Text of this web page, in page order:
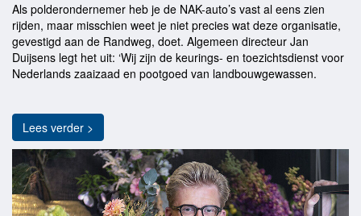
Als polderondernemer heb je de NAK-auto’s vast al eens zien
rijden, maar misschien weet je niet precies wat deze organisatie,
gevestigd aan de Randweg, doet. Algemeen directeur Jan
Duijsens legt het uit: ‘Wij zijn de keurings- en toezichtsdienst voor
Nederlands zaaizaad en pootgoed van landbouwgewassen.
Lees verder >